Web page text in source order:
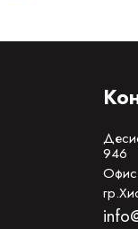
946